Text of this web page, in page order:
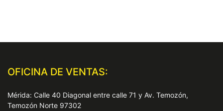
OFICINA DE VENTAS:
Mérida: Calle 40 Diagonal entre calle 71 y Av. Temozón,
Temozón Norte 97302